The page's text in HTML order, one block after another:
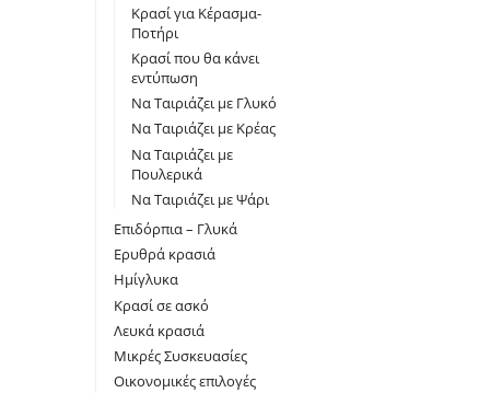
Κρασί για Κέρασμα-
Ποτήρι
Κρασί που θα κάνει
εντύπωση
Να Ταιριάζει με Γλυκό
Να Ταιριάζει με Κρέας
Να Ταιριάζει με
Πουλερικά
Να Ταιριάζει με Ψάρι
Επιδόρπια – Γλυκά
Ερυθρά κρασιά
Ημίγλυκα
Κρασί σε ασκό
Λευκά κρασιά
Μικρές Συσκευασίες
Οικονομικές επιλογές